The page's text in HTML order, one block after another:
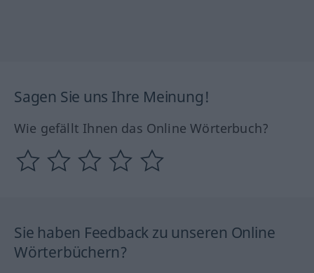
Sagen Sie uns Ihre Meinung!
Wie gefällt Ihnen das Online Wörterbuch?
Sie haben Feedback zu unseren Online
Wörterbüchern?